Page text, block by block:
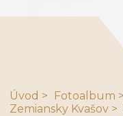
Úvod Fotoalbum
Zemiansky Kvašov